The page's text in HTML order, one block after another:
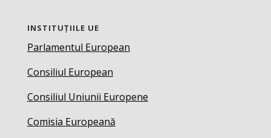
INSTITUȚIILE UE
Parlamentul European
Consiliul European
Consiliul Uniunii Europene
Comisia Europeană